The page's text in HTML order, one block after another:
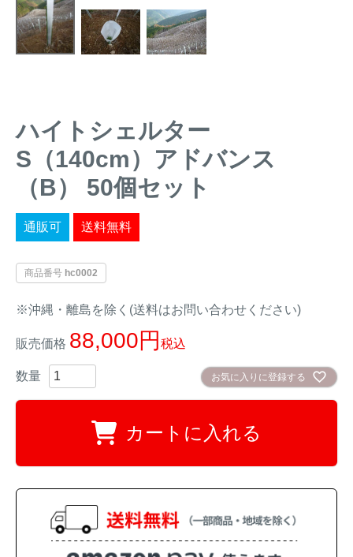
ハイトシェルター
S（140cm）アドバンス
（B） 50個セット
通販可 送料無料
商品番号 hc0002
※沖縄・離島を除く(送料はお問い合わせください)
販売価格 88,000 税込
お気に入りに登録する
カートに入れる
箱わな（イノシシ・シ
カ・サル等）
漁網
動物の種類から対策商品を選ぶ
イノシシ対策
アライグマ対策
サル対策
クマ対策
ハクビシン対策
アナグマ対策
キツネ対策
ネズミ・モグラ対策
鳥・カラス対策
ブラックバス・